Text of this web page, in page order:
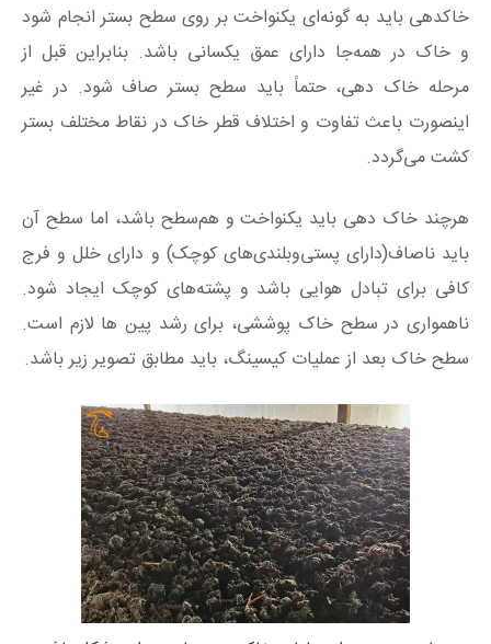
خاکدهی باید به‌ گونه‌‌ای یکنواخت بر روی سطح بستر انجام شود
و خاک در همه‌‌جا دارای عمق یکسانی باشد. بنابراین قبل از
مرحله خاک‌ دهی، حتماً باید سطح بستر صاف شود. در غیر
اینصورت باعث تفاوت و اختلاف قطر خاک در نقاط مختلف بستر
کشت می‌گردد.
هرچند خاک‌ دهی باید یکنواخت و هم‌‌سطح باشد، اما سطح آن
باید ناصاف(دارای پستی‌وبلندی‌های کوچک) و دارای خلل و فرج
کافی برای تبادل هوایی باشد و پشته‌‌های کوچک ایجاد شود.
ناهمواری در سطح خاک پوششی، برای رشد پین ها لازم است.
سطح خاک بعد از عملیات کیسینگ، باید مطابق تصویر زیر باشد.